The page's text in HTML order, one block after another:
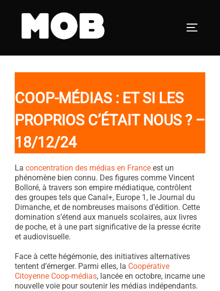
COOP-MÉDIAS : ET SI LES
PROPRIOS C’ÉTAIT NOUS ?–
18/12/24
La concentration des médias en France est un
phénomène bien connu. Des figures comme Vincent
Bolloré, à travers son empire médiatique, contrôlent
des groupes tels que Canal+, Europe 1, le Journal du
Dimanche, et de nombreuses maisons d’édition. Cette
domination s’étend aux manuels scolaires, aux livres
de poche, et à une part significative de la presse écrite
et audiovisuelle.
Face à cette hégémonie, des initiatives alternatives
tentent d’émerger. Parmi elles, la Coopérative
Citoyenne Coop-médias, lancée en octobre, incarne une
nouvelle voie pour soutenir les médias indépendants.